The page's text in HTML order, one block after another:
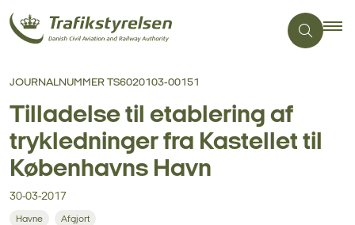
JOURNALNUMMER TS6020103-00151
Tilladelse til etablering af
trykledninger fra Kastellet til
Københavns Havn
30-03-2017
Havne Afgjort